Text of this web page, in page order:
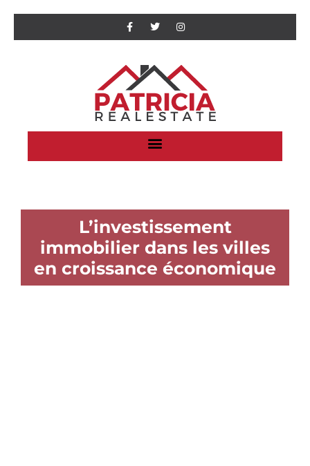
L’investissement
immobilier dans les villes
en croissance économique